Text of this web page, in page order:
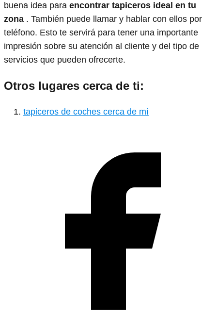
buena idea para encontrar tapiceros ideal en tu
zona . También puede llamar y hablar con ellos por
teléfono. Esto te servirá para tener una importante
impresión sobre su atención al cliente y del tipo de
servicios que pueden ofrecerte.
Otros lugares cerca de ti:
tapiceros de coches cerca de mí